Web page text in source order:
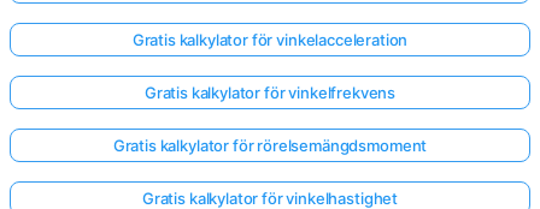
Gratis kalkylator för vinkelacceleration
Gratis kalkylator för vinkelfrekvens
Gratis kalkylator för rörelsemängdsmoment
Gratis kalkylator för vinkelhastighet